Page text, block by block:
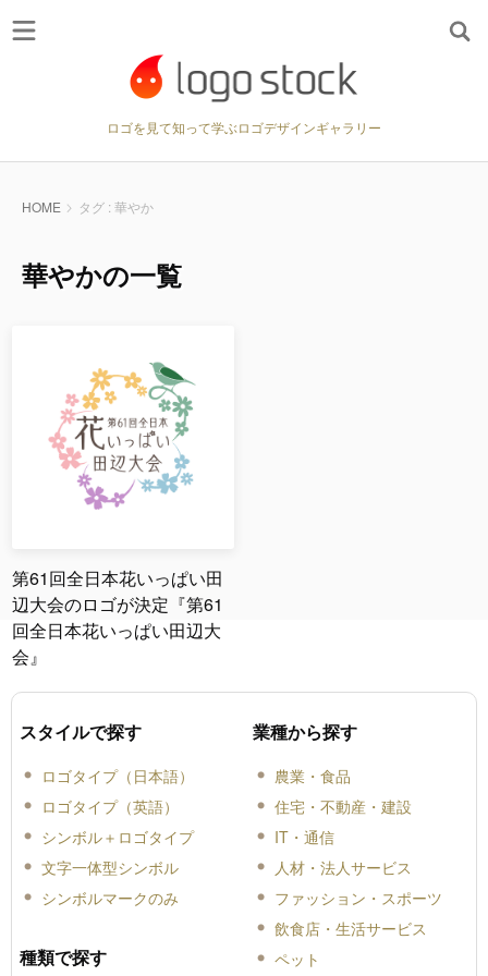
ロゴを見て知って学ぶロゴデザインギャラリー
HOME タグ : 華やか
華やかの一覧
第61回全日本花いっぱい田
辺大会のロゴが決定『第61
回全日本花いっぱい田辺大
会』
スタイルで探す
ロゴタイプ（日本語）
ロゴタイプ（英語）
シンボル＋ロゴタイプ
文字一体型シンボル
シンボルマークのみ
種類で探す
業種から探す
農業・食品
住宅・不動産・建設
IT・通信
人材・法人サービス
ファッション・スポーツ
飲食店・生活サービス
ペット